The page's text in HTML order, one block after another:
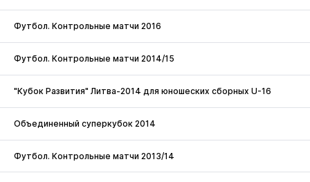
Футбол. Контрольные матчи 2016
Футбол. Контрольные матчи 2014/15
"Кубок Развития" Литва-2014 для юношеских сборных U-16
Объединенный суперкубок 2014
Футбол. Контрольные матчи 2013/14